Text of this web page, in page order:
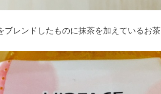
ブレンドしたものに抹茶を加えているお茶